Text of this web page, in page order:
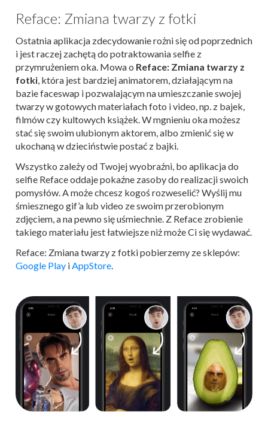
Reface: Zmiana twarzy z fotki
Ostatnia aplikacja zdecydowanie rożni się od poprzednich
i jest raczej zachętą do potraktowania selfie z
przymrużeniem oka. Mowa o Reface: Zmiana twarzy z
fotki, która jest bardziej animatorem, działającym na
bazie faceswap i pozwalającym na umieszczanie swojej
twarzy w gotowych materiałach foto i video, np. z bajek,
filmów czy kultowych książek. W mgnieniu oka możesz
stać się swoim ulubionym aktorem, albo zmienić się w
ukochaną w dzieciństwie postać z bajki.
Wszystko zależy od Twojej wyobraźni, bo aplikacja do
selfie Reface oddaje pokaźne zasoby do realizacji swoich
pomysłów. A może chcesz kogoś rozweselić? Wyślij mu
śmiesznego gif’a lub video ze swoim przerobionym
zdjęciem, a na pewno się uśmiechnie. Z Reface zrobienie
takiego materiału jest łatwiejsze niż może Ci się wydawać.
Reface: Zmiana twarzy z fotki pobierzemy ze sklepów:
Google Play iAppStore.